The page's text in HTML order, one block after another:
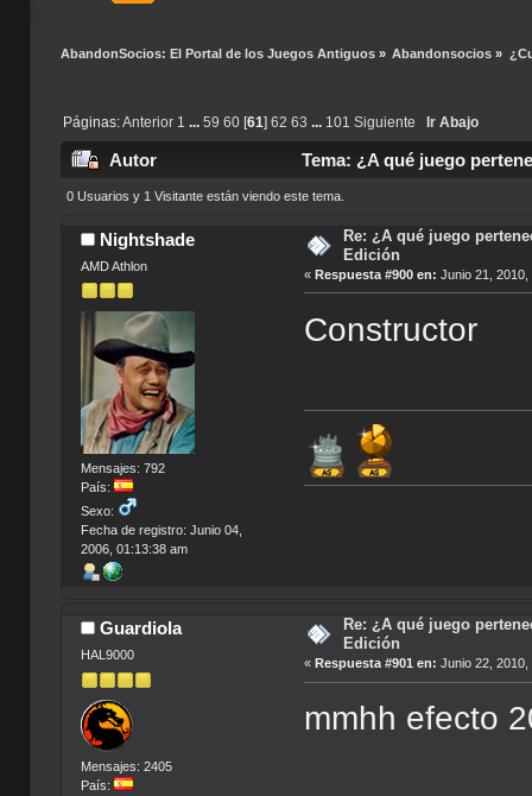
AbandonSocios: El Portal de los Juegos Antiguos» Abandonsocios »
Páginas:Anterior 1 ... 59 60[61] 62 63 ... 101 Siguiente Ir Abajo
Autor Tema: ¿A qué juego
0 Usuarios y 1 Visitante están viendo este tema.
Nightshade
AMD Athlon
Mensajes: 792
País:
Sexo:
Fecha de registro: Junio 04,
2006, 01:13:38 am
Re: ¿A qué juego
Edición
«Respuesta #900 en: Junio 21,
Constructor
Guardiola
HAL9000
Mensajes: 2405
País:
Re: ¿A qué juego
Edición
«Respuesta #901 en: Junio 22,
mmhh efecto